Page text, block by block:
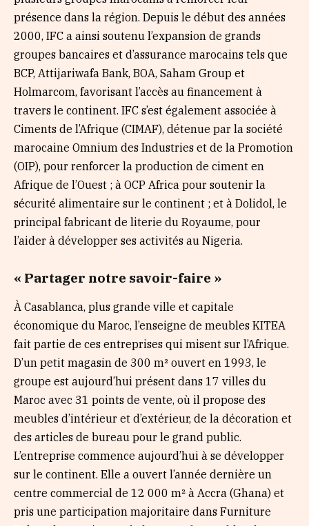
présence dans la région. Depuis le début des années
2000, IFC a ainsi soutenu l’expansion de grands
groupes bancaires et d’assurance marocains tels que
BCP, Attijariwafa Bank, BOA, Saham Group et
Holmarcom, favorisant l’accès au financement à
travers le continent. IFC s’est également associée à
Ciments de l’Afrique (CIMAF), détenue par la société
marocaine Omnium des Industries et de la Promotion
(OIP), pour renforcer la production de ciment en
Afrique de l’Ouest ; à OCP Africa pour soutenir la
sécurité alimentaire sur le continent ; et à Dolidol, le
principal fabricant de literie du Royaume, pour
l’aider à développer ses activités au Nigeria.
« Partager notre savoir-faire »
À Casablanca, plus grande ville et capitale
économique du Maroc, l’enseigne de meubles KITEA
fait partie de ces entreprises qui misent sur l’Afrique.
D’un petit magasin de 300 m² ouvert en 1993, le
groupe est aujourd’hui présent dans 17 villes du
Maroc avec 31 points de vente, où il propose des
meubles d’intérieur et d’extérieur, de la décoration et
des articles de bureau pour le grand public.
L’entreprise commence aujourd’hui à se développer
sur le continent. Elle a ouvert l’année dernière un
centre commercial de 12 000 m² à Accra (Ghana) et
pris une participation majoritaire dans Furniture